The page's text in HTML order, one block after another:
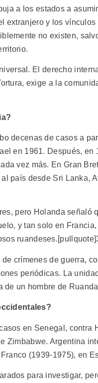
a los estados a
extranjero y los
no existen,
El derecho
exige a la
decenas de casos a
en 1961. Después,
vez más. En Gran
país desde Sri Lanka,
pero Holanda señaló
y tan solo en
crímenes de guerra,
periódicas. La
de un hombre de
en Senegal,
Zimbabwe. Argentina
(1939-1975), en
para investigar,